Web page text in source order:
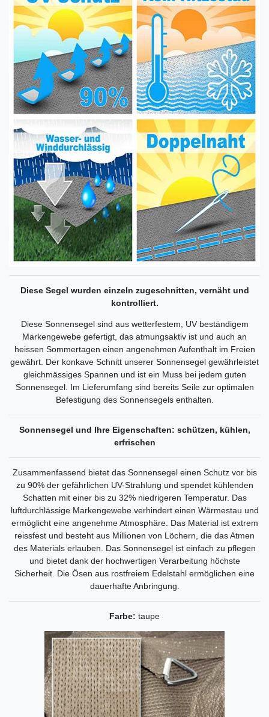
Diese Segel wurden einzeln zugeschnitten, vernäht und
kontrolliert.
Diese Sonnensegel sind aus wetterfestem, UV beständigem
Markengewebe gefertigt, das atmungsaktiv ist und auch an
heissen Sommertagen einen angenehmen Aufenthalt im Freien
gewährt. Der konkave Schnitt unserer Sonnensegel gewährleistet
gleichmässiges Spannen und ist ein Muss bei jedem guten
Sonnensegel. Im Lieferumfang sind bereits Seile zur optimalen
Befestigung des Sonnensegels enthalten.
Sonnensegel und Ihre Eigenschaften: schützen, kühlen,
erfrischen
Zusammenfassend bietet das Sonnensegel einen Schutz vor bis
zu 90% der gefährlichen UV-Strahlung und spendet kühlenden
Schatten mit einer bis zu 32% niedrigeren Temperatur. Das
luftdurchlässige Markengewebe verhindert einen Wärmestau und
ermöglicht eine angenehme Atmosphäre. Das Material ist extrem
reissfest und besteht aus Millionen von Löchern, die das Atmen
des Materials erlauben. Das Sonnensegel ist einfach zu pflegen
und bietet dank der hochwertigen Verarbeitung höchste
Sicherheit. Die Ösen aus rostfreiem Edelstahl ermöglichen eine
dauerhafte Anbringung.
Farbe: taupe